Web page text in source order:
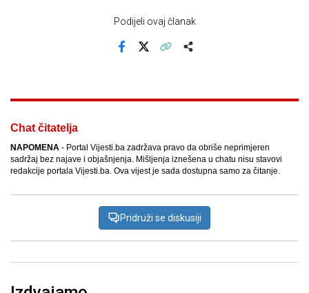
Podijeli ovaj članak
Chat čitatelja
NAPOMENA - Portal Vijesti.ba zadržava pravo da obriše neprimjeren
sadržaj bez najave i objašnjenja. Mišljenja iznešena u chatu nisu stavovi
redakcije portala Vijesti.ba. Ova vijest je sada dostupna samo za čitanje.
Pridruži se diskusiji